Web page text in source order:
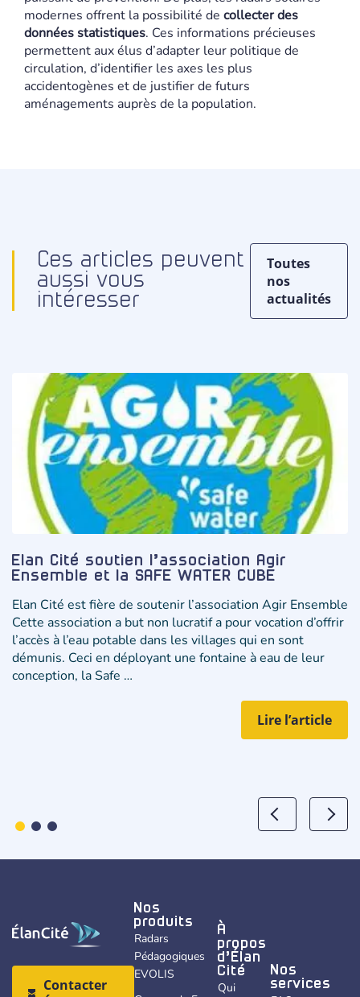
modernes offrent la possibilité de collecter des
données statistiques. Ces informations précieuses
permettent aux élus d’adapter leur politique de
circulation, d’identifier les axes les plus
accidentogènes et de justifier de futurs
aménagements auprès de la population.
Ces articles peuvent
aussi vous
intéresser
Toutes
nos
actualités
Elan Cité soutien l’association Agir
Ensemble et la SAFE WATER CUBE
Elan Cité est fière de soutenir l’association Agir Ensemble
Cette association a but non lucratif a pour vocation d’offrir
l’accès à l’eau potable dans les villages qui en sont
démunis. Ceci en déployant une fontaine à eau de leur
conception, la Safe …
Lire l’article
Contacter
Nos
produits
Radars
Pédagogiques
EVOLIS
À
propos
d’Élan
Cité
Qui
Nos
services